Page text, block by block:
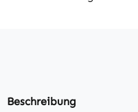
Beschreibung